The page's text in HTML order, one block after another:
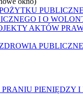
I O
AKTÓW
PIENIĘDZY